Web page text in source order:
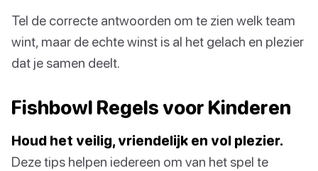
Tel de correcte antwoorden om te zien welk team
wint, maar de echte winst is al het gelach en plezier
dat je samen deelt.
Fishbowl Regels voor Kinderen
Houd het veilig, vriendelijk en vol plezier.
Deze tips helpen iedereen om van het spel te